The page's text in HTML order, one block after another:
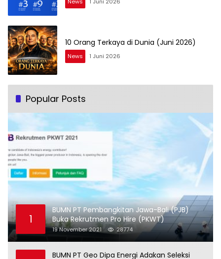
10 Orang Terkaya di Dunia (Juni 2026)
News 1 Juni 2026
Popular Posts
1
BUMN PT Pembangkitan Jawa-Bali (PJB)
Buka Rekrutmen Pro Hire (PKWT)
19 November 2021 28774
BUMN PT Geo Dipa Energi Adakan Seleksi